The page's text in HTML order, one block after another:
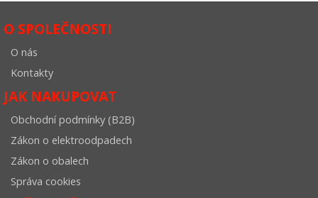
O SPOLEČNOSTI
O nás
Kontakty
JAK NAKUPOVAT
Obchodní podmínky (B2B)
Zákon o elektroodpadech
Zákon o obalech
Správa cookies